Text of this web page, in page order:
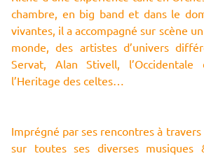
chambre, en big band et dans le
vivantes, il a accompagné sur scène
monde, des artistes d’univers
Servat, Alan Stivell, l’Occidentale
l’Heritage des celtes…
Imprégné par ses rencontres à
sur toutes ses diverses musiques